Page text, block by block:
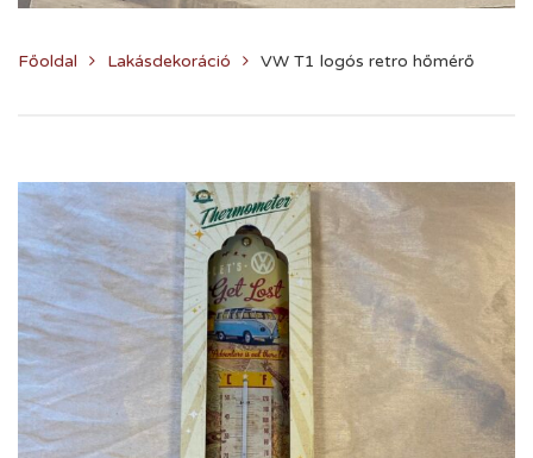
Főoldal Lakásdekoráció VW T1 logós retro hőmérő